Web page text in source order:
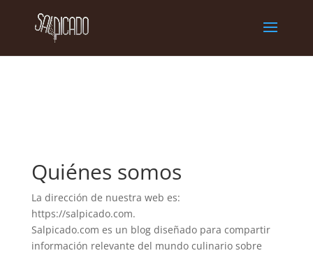
Quiénes somos
La dirección de nuestra web es:
https://salpicado.com.
Salpicado.com es un blog diseñado para compartir
información relevante del mundo culinario sobre